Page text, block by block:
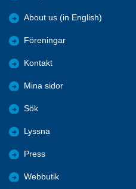
About us (in English)
Föreningar
Kontakt
Mina sidor
Sök
Lyssna
Press
Webbutik